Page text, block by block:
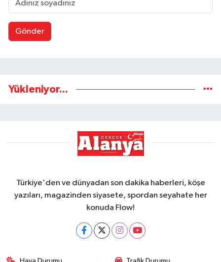
Gönder
Yükleniyor...
Türkiye'den ve dünyadan son dakika haberleri, köşe
yazıları, magazinden siyasete, spordan seyahate her
konuda Flow!